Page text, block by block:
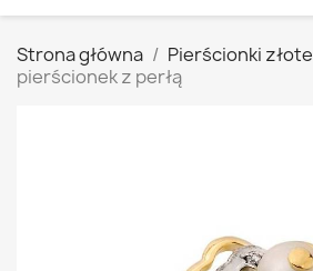
Strona główna Pierścionki złote
pierścionek z perłą